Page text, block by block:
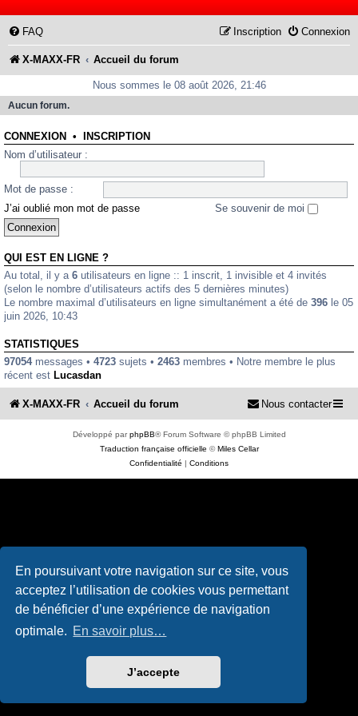
En poursuivant votre navigation sur ce site, vous
acceptez l’utilisation de cookies vous permettant
de bénéficier d’une expérience de navigation
optimale. En savoir plus…
J’accepte
FAQ Connexion
Inscription
X-MAXX-FR Accueil du forum
Nous sommes le 08 août 2026, 21:46
Aucun forum.
CONNEXION • INSCRIPTION
Nom d’utilisateur :
Mot de passe :
J’ai oublié mon mot de passe
Se souvenir de moi
QUI EST EN LIGNE ?
Au total, il y a 6 utilisateurs en ligne :: 1 inscrit, 1 invisible et 4 invités
(selon le nombre d’utilisateurs actifs des 5 dernières minutes)
Le nombre maximal d’utilisateurs en ligne simultanément a été de 396 le 05
juin 2026, 10:43
STATISTIQUES
97054messages • 4723 sujets • 2463 membres • Notre membre le plus
récent est Lucasdan
X-MAXX-FR Accueil du forum Nous contacter
Développé parphpBB® Forum Software © phpBB Limited
Traduction française officielle ©Miles Cellar
Confidentialité | Conditions